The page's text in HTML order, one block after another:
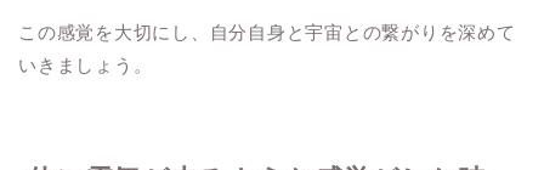
この感覚を大切にし、自分自身と宇宙との繋がりを深めて
いきましょう。